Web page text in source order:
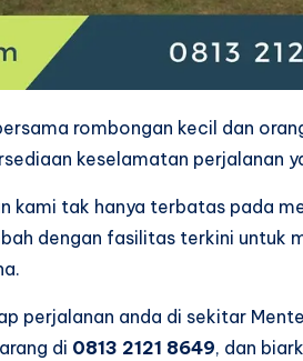
rombongan kecil dan
keselamatan perjalanan
kami tak hanya terbatas pada
dengan fasilitas terkini untuk
perjalanan anda di sekitar
di 0813 2121 8649, dan